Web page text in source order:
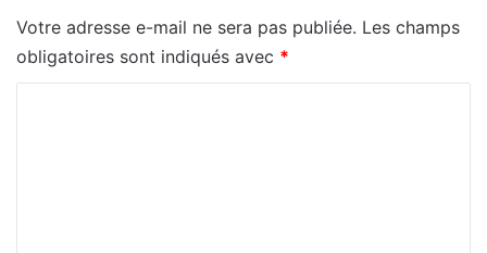
Votre adresse e-mail ne sera pas publiée. Les champs
obligatoires sont indiqués avec *